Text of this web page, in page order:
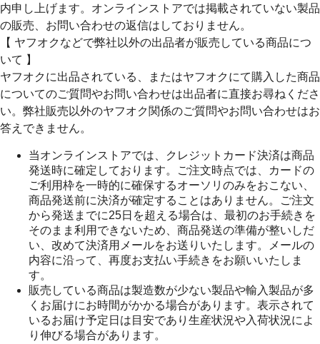
内申し上げます。オンラインストアでは掲載されていない製品
の販売、お問い合わせの返信はしておりません。
【 ヤフオクなどで弊社以外の出品者が販売している商品につ
いて 】
ヤフオクに出品されている、またはヤフオクにて購入した商品
についてのご質問やお問い合わせは出品者に直接お尋ねくださ
い。弊社販売以外のヤフオク関係のご質問やお問い合わせはお
答えできません。
当オンラインストアでは、クレジットカード決済は商品
発送時に確定しております。ご注文時点では、カードの
ご利用枠を一時的に確保するオーソリのみをおこない、
商品発送前に決済が確定することはありません。ご注文
から発送までに25日を超える場合は、最初のお手続きを
そのまま利用できないため、商品発送の準備が整いしだ
い、改めて決済用メールをお送りいたします。メールの
内容に沿って、再度お支払い手続きをお願いいたしま
す。
販売している商品は製造数が少ない製品や輸入製品が多
くお届けにお時間がかかる場合があります。表示されて
いるお届け予定日は目安であり生産状況や入荷状況によ
り伸びる場合があります。